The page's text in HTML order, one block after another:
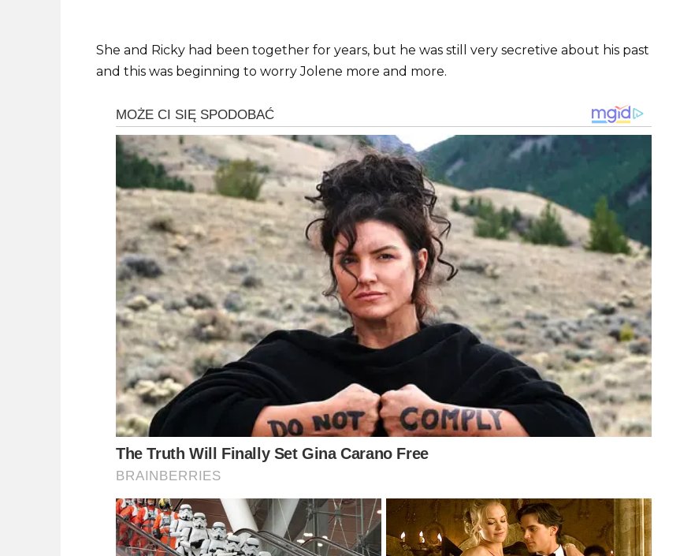
She and Ricky had been together for years, but he was still very secretive about his past
and this was beginning to worry Jolene more and more.